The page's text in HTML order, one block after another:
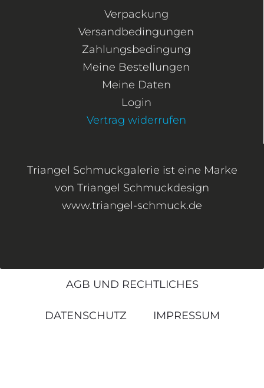
Verpackung
Versandbedingungen
Zahlungsbedingung
Meine Bestellungen
Meine Daten
Login
Vertrag widerrufen
Triangel Schmuckgalerie ist eine Marke
von Triangel Schmuckdesign
www.triangel-schmuck.de
AGB UND RECHTLICHES
DATENSCHUTZ IMPRESSUM